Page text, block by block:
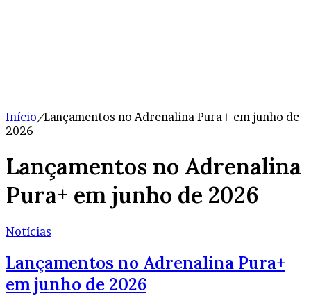
Início/Lançamentos no Adrenalina Pura+ em junho de
2026
Lançamentos no Adrenalina
Pura+ em junho de 2026
Notícias
Lançamentos no Adrenalina Pura+
em junho de 2026